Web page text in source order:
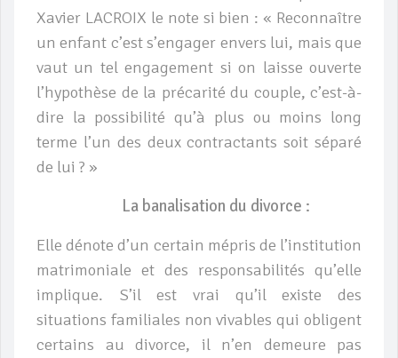
Xavier LACROIX le note si bien : « Reconnaître
un enfant c’est s’engager envers lui, mais que
vaut un tel engagement si on laisse ouverte
l’hypothèse de la précarité du couple, c’est-à-
dire la possibilité qu’à plus ou moins long
terme l’un des deux contractants soit séparé
de lui ? »
La banalisation du divorce :
Elle dénote d’un certain mépris de l’institution
matrimoniale et des responsabilités qu’elle
implique. S’il est vrai qu’il existe des
situations familiales non vivables qui obligent
certains au divorce, il n’en demeure pas